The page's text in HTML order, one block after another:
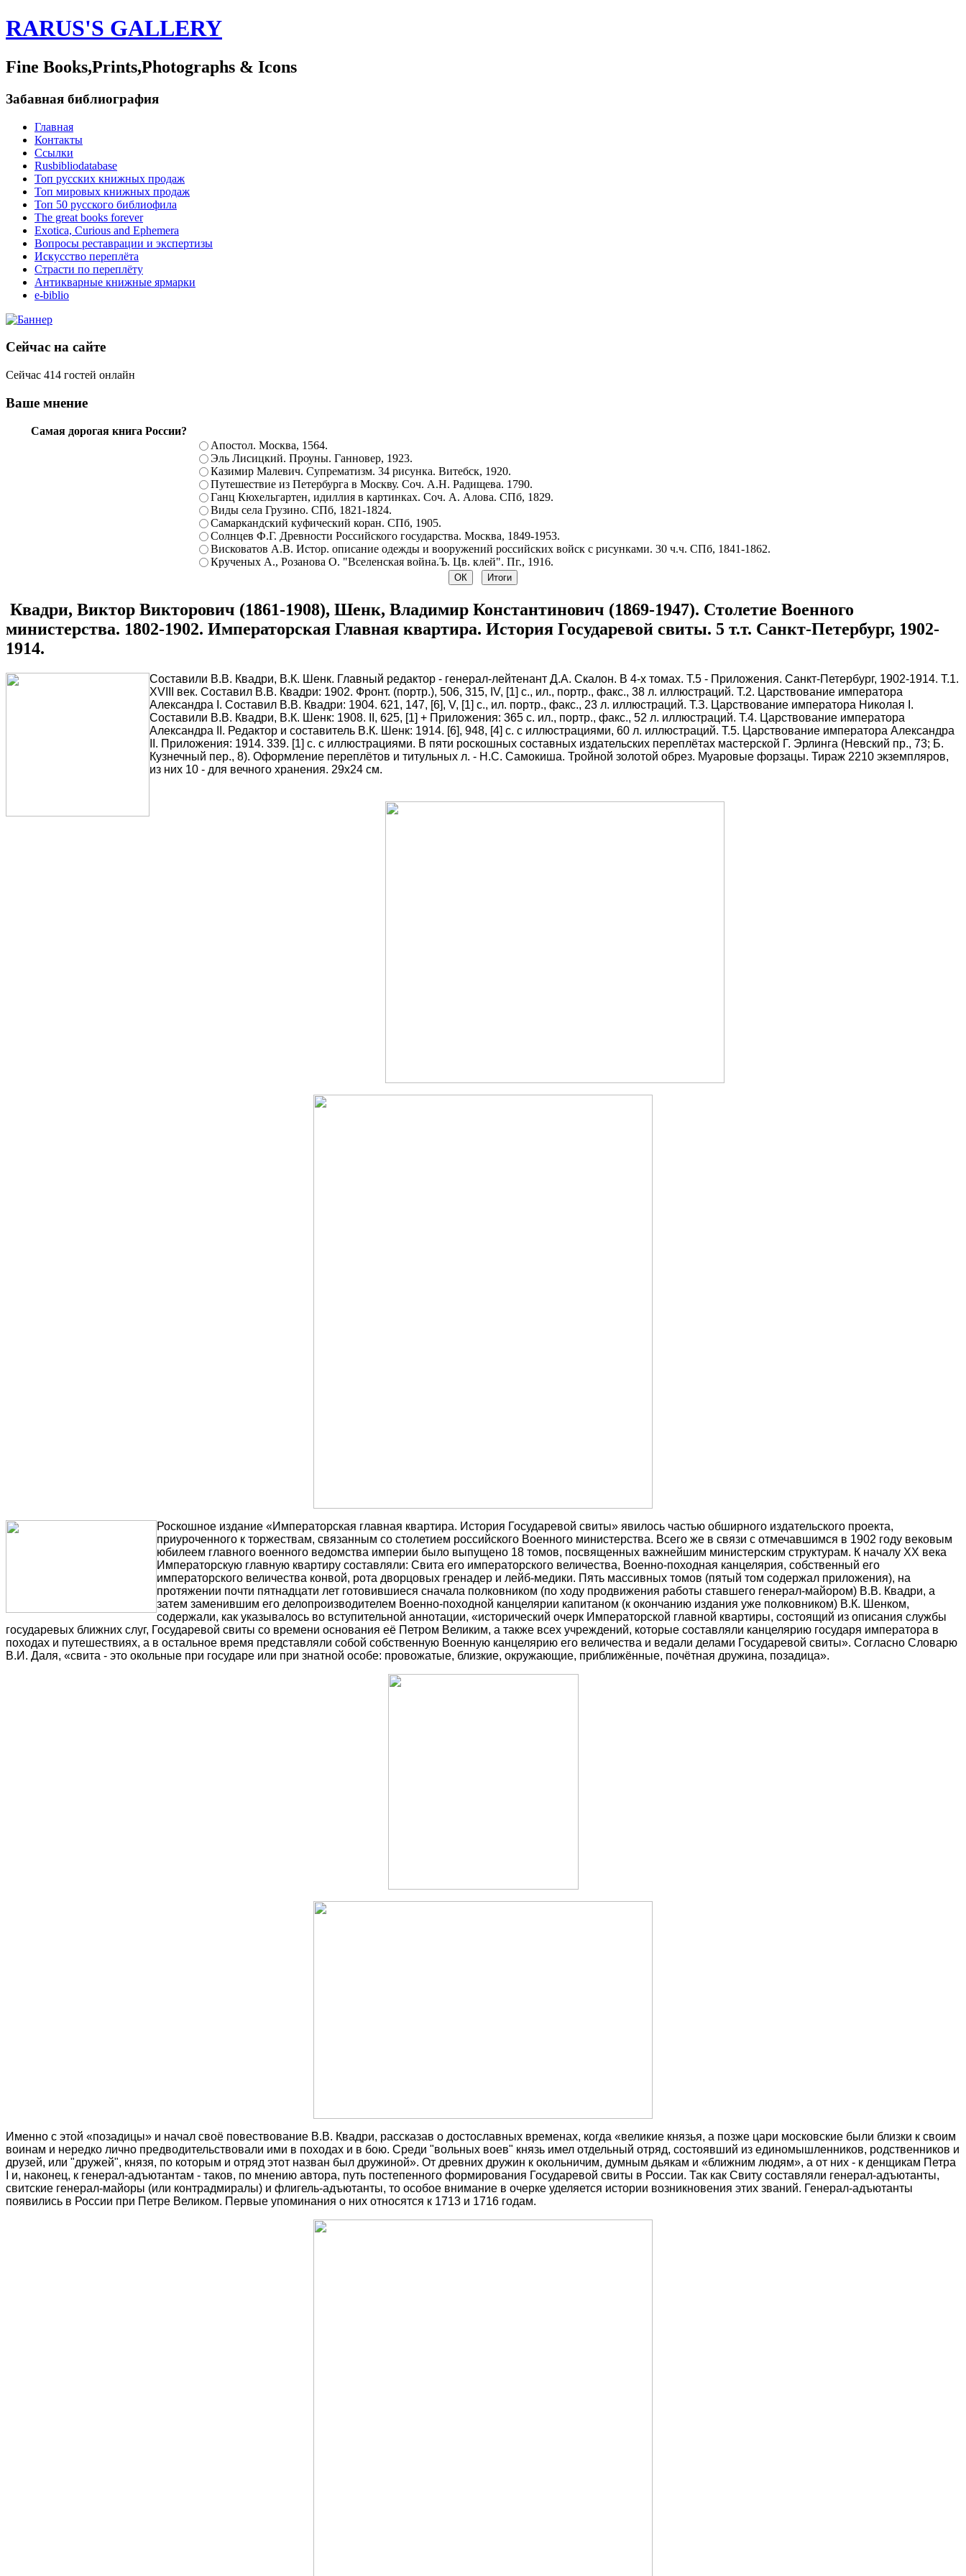
RARUS'S GALLERY
Fine Books,Prints,Photographs & Icons
Забавная библиография
Главная
Контакты
Ссылки
Rusbibliodatabase
Топ русских книжных продаж
Топ мировых книжных продаж
Топ 50 русского библиофила
The great books forever
Exotica, Curious and Ephemera
Вопросы реставрации и экспертизы
Искусство переплёта
Страсти по переплёту
Антикварные книжные ярмарки
e-biblio
Сейчас на сайте
Сейчас 414 гостей онлайн
Ваше мнение
Самая дорогая книга России?
Апостол. Москва, 1564.
Эль Лисицкий. Проуны. Ганновер, 1923.
Казимир Малевич. Супрематизм. 34 рисунка. Витебск, 1920.
Путешествие из Петербурга в Москву. Соч. А.Н. Радищева. 1790.
Ганц Кюхельгартен, идиллия в картинках. Соч. А. Алова. СПб, 1829.
Виды села Грузино. СПб, 1821-1824.
Самаркандский куфический коран. СПб, 1905.
Солнцев Ф.Г. Древности Российского государства. Москва, 1849-1953.
Висковатов А.В. Истор. описание одежды и вооружений российских войск с рисунками. 30 ч.ч. СПб, 1841-1862.
Крученых А., Розанова О. "Вселенская война.Ъ. Цв. клей". Пг., 1916.
Квадри, Виктор Викторович (1861-1908), Шенк, Владимир Константинович (1869-1947). Столетие Военного
министерства. 1802-1902. Императорская Главная квартира. История Государевой свиты. 5 т.т. Санкт-Петербург, 1902-
1914.
Составили В.В. Квадри, В.К. Шенк. Главный редактор - генерал-лейтенант Д.А. Скалон. В 4-х томах. Т.5 - Приложения. Санкт-Петербург, 1902-1914. Т.1.
XVIII век. Составил В.В. Квадри: 1902. Фронт. (портр.), 506, 315, IV, [1] c., ил., портр., факс., 38 л. иллюстраций. Т.2. Царствование императора
Александра I. Составил В.В. Квадри: 1904. 621, 147, [6], V, [1] c., ил. портр., факс., 23 л. иллюстраций. Т.З. Царствование императора Николая I.
Составили В.В. Квадри, В.К. Шенк: 1908. II, 625, [1] + Приложения: 365 с. ил., портр., факс., 52 л. иллюстраций. Т.4. Царствование императора
Александра II. Редактор и составитель В.К. Шенк: 1914. [6], 948, [4] с. с иллюстрациями, 60 л. иллюстраций. Т.5. Царствование императора Александра
II. Приложения: 1914. 339. [1] с. с иллюстрациями. В пяти роскошных составных издательских переплётах мастерской Г. Эрлинга (Невский пр., 73; Б.
Кузнечный пер., 8). Оформление переплётов и титульных л. - Н.С. Самокиша. Тройной золотой обрез. Муаровые форзацы. Тираж 2210 экземпляров,
из них 10 - для вечного хранения. 29х24 см.
Роскошное издание «Императорская главная квартира. История Государевой свиты» явилось частью обширного издательского проекта,
приуроченного к торжествам, связанным со столетием российского Военного министерства. Всего же в связи с отмечавшимся в 1902 году вековым
юбилеем главного военного ведомства империи было выпущено 18 томов, посвященных важнейшим министерским структурам. К началу XX века
Императорскую главную квартиру составляли: Свита его императорского величества, Военно-походная канцелярия, собственный его
императорского величества конвой, рота дворцовых гренадер и лейб-медики. Пять массивных томов (пятый том содержал приложения), на
протяжении почти пятнадцати лет готовившиеся сначала полковником (по ходу продвижения работы ставшего генерал-майором) В.В. Квадри, а
затем заменившим его делопроизводителем Военно-походной канцелярии капитаном (к окончанию издания уже полковником) В.К. Шенком,
содержали, как указывалось во вступительной аннотации, «исторический очерк Императорской главной квартиры, состоящий из описания службы
государевых ближних слуг, Государевой свиты со времени основания её Петром Великим, а также всех учреждений, которые составляли канцелярию государя императора в
походах и путешествиях, а в остальное время представляли собой собственную Военную канцелярию его величества и ведали делами Государевой свиты». Согласно Словарю
В.И. Даля, «свита - это окольные при государе или при знатной особе: провожатые, близкие, окружающие, приближённые, почётная дружина, позадица».
Именно с этой «позадицы» и начал своё повествование В.В. Квадри, рассказав о достославных временах, когда «великие князья, а позже цари московские были близки к своим
воинам и нередко лично предводительствовали ими в походах и в бою. Среди "вольных воев" князь имел отдельный отряд, состоявший из единомышленников, родственников и
друзей, или "дружей", князя, по которым и отряд этот назван был дружиной». От древних дружин к окольничим, думным дьякам и «ближним людям», а от них - к денщикам Петра
I и, наконец, к генерал-адъютантам - таков, по мнению автора, путь постепенного формирования Государевой свиты в России. Так как Свиту составляли генерал-адъютанты,
свитские генерал-майоры (или контрадмиралы) и флигель-адъютанты, то особое внимание в очерке уделяется истории возникновения этих званий. Генерал-адъютанты
появились в России при Петре Великом. Первые упоминания о них относятся к 1713 и 1716 годам.